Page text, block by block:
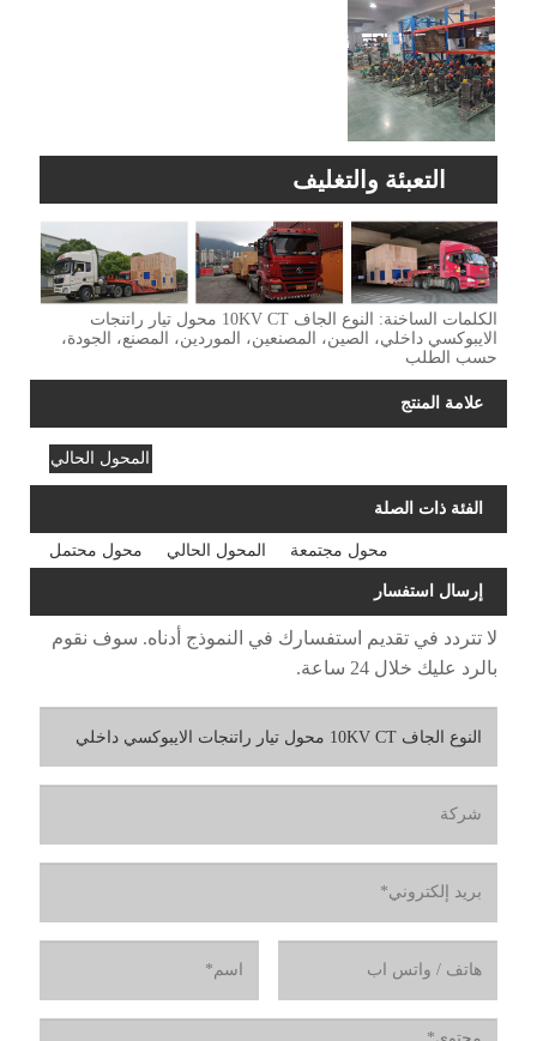
التعبئة والتغليف
الكلمات الساخنة: النوع الجاف 10KV CT محول تيار راتنجات
الايبوكسي داخلي، الصين، المصنعين، الموردين، المصنع، الجودة،
حسب الطلب
علامة المنتج
المحول الحالي
الفئة ذات الصلة
محول محتمل المحول الحالي محول مجتمعة
إرسال استفسار
لا تتردد في تقديم استفسارك في النموذج أدناه. سوف نقوم
بالرد عليك خلال 24 ساعة.